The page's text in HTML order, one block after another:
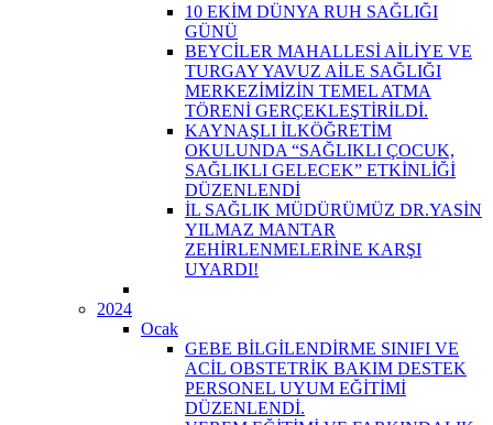
10 EKİM DÜNYA RUH SAĞLIĞI
GÜNÜ
BEYCİLER MAHALLESİ AİLİYE VE
TURGAY YAVUZ AİLE SAĞLIĞI
MERKEZİMİZİN TEMEL ATMA
TÖRENİ GERÇEKLEŞTİRİLDİ.
KAYNAŞLI İLKÖĞRETİM
OKULUNDA “SAĞLIKLI ÇOCUK,
SAĞLIKLI GELECEK” ETKİNLİĞİ
DÜZENLENDİ
İL SAĞLIK MÜDÜRÜMÜZ DR.YASİN
YILMAZ MANTAR
ZEHİRLENMELERİNE KARŞI
UYARDI!
2024
Ocak
GEBE BİLGİLENDİRME SINIFI VE
ACİL OBSTETRİK BAKIM DESTEK
PERSONEL UYUM EĞİTİMİ
DÜZENLENDİ.